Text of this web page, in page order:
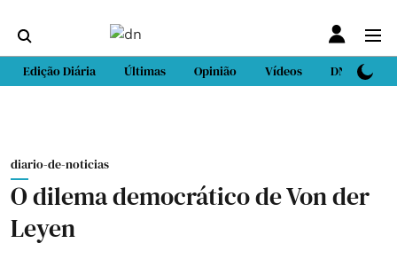
Edição Diária Últimas Opinião Vídeos DN Sport
diario-de-noticias
O dilema democrático de Von der
Leyen